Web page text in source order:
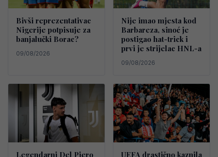
Bivši reprezentativac
Nigerije potpisuje za
banjalučki Borac?
09/08/2026
Nije imao mjesta kod
Barbareza, sinoć je
postigao hat-trick i
prvi je strijelac HNL-a
09/08/2026
Legendarni Del Piero UEFA drastično kaznila